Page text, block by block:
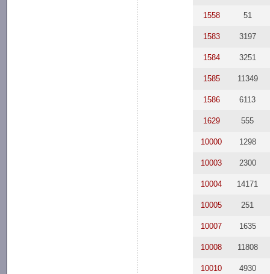
1558 51
1583 3197
1584 3251
1585 11349
1586 6113
1629 555
10000 1298
10003 2300
10004 14171
10005 251
10007 1635
10008 11808
10010 4930